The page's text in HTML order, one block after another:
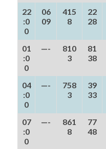
22
:0
0
06
09
415
8
22
28
01
:0
0
—-
810
3
81
38
04
:0
0
—-
758
3
39
33
07
:0
0
—-
861
8
77
48